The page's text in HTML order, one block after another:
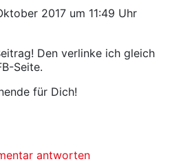
2017 um 11:49 Uhr
Den verlinke ich gleich
Seite.
für Dich!
antworten